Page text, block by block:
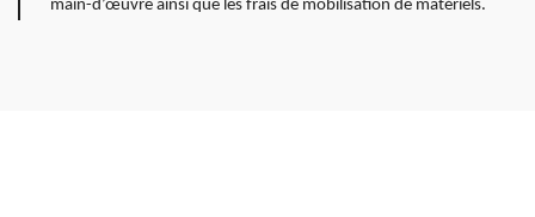
main-d’œuvre ainsi que les frais de mobilisation de matériels.